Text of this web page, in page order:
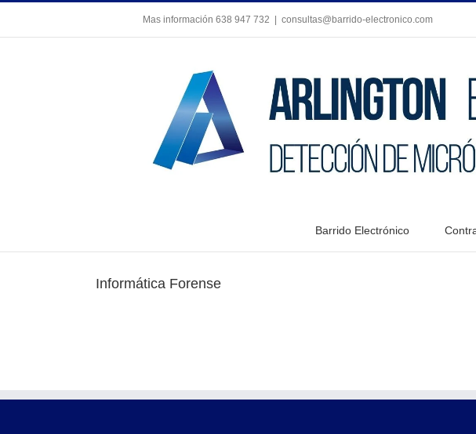
content
Mas información 638 947 732 consultas@barrido-electronico.com
Barrido Electrónico
Informática Forense